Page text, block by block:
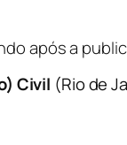
após a
Civil (Rio de